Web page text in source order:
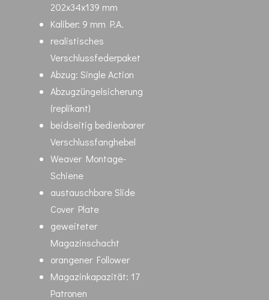
202x34x139 mm
Kaliber: 9 mm P.A.
realistisches
Verschlussfederpaket
Abzug: Single Action
Abzugzüngelsicherung
(replikant)
beidseitig bedienbarer
Verschlussfanghebel
Weaver Montage-
Schiene
austauschbare Slide
Cover Plate
geweiteter
Magazinschacht
orangener Follower
Magazinkapazität: 17
Patronen